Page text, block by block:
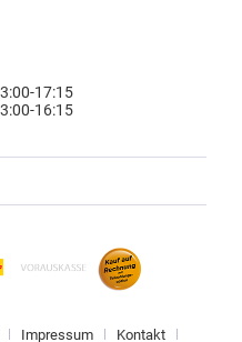
17:15
16:15
Impressum Kontakt